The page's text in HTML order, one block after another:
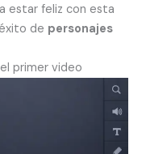
estar feliz con esta
de personajes
primer video